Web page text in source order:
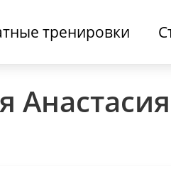
тренировки
Анастасия